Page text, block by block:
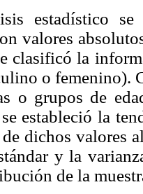
estadístico
valores
clasificó la
o femenino).
o grupos de
estableció la
dichos valores
y la
de la